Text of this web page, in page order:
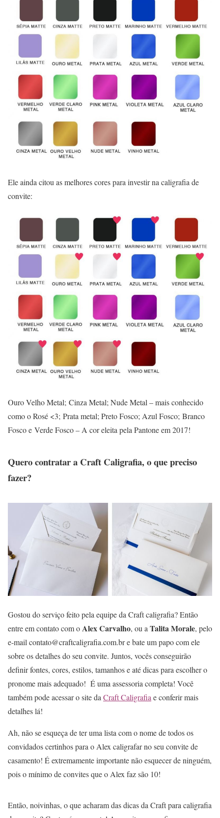
Ele ainda citou as melhores cores para investir na caligrafia de
convite:
Ouro Velho Metal; Cinza Metal; Nude Metal – mais conhecido
como o Rosé <3; Prata metal; Preto Fosco; Azul Fosco; Branco
Fosco e Verde Fosco – A cor eleita pela Pantone em 2017!
Quero contratar a Craft Caligrafia, o que preciso
fazer?
Gostou do serviço feito pela equipe da Craft caligrafia? Então
entre em contato com oAlex Carvalho, ou a Talita Morale, pelo
e-mail contato@craftcaligrafia.com.br e bate um papo com ele
sobre os detalhes do seu convite. Juntos, vocês conseguirão
definir fontes, cores, estilos, tamanhos e até dicas para escolher o
pronome mais adequado! É uma assessoria completa! Você
também pode acessar o site da Craft Caligrafia e conferir mais
detalhes lá!
Ah, não se esqueça de ter uma lista com o nome de todos os
convidados certinhos para o Alex caligrafar no seu convite de
casamento! É extremamente importante não esquecer de ninguém,
pois o mínimo de convites que o Alex faz são 10!
Então, noivinhas, o que acharam das dicas da Craft para caligrafia